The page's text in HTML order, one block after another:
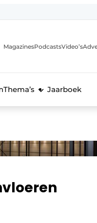
MagazinesPodcastsVideo’s
Thema’s Jaarboek